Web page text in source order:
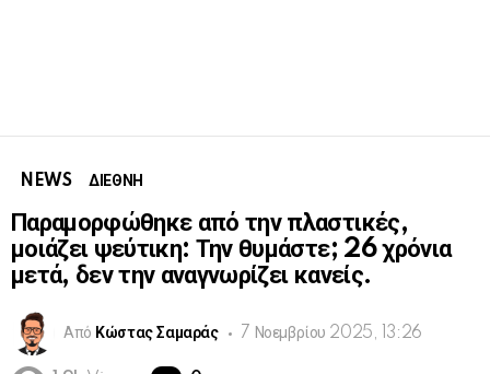
NEWS ΔΙΕΘΝΗ
Παραμορφώθηκε από την πλαστικές,
μοιάζει ψεύτικη: Την θυμάστε; 26 χρόνια
μετά, δεν την αναγνωρίζει κανείς.
Από Κώστας Σαμαράς 7 Νοεμβρίου 2025, 13:26